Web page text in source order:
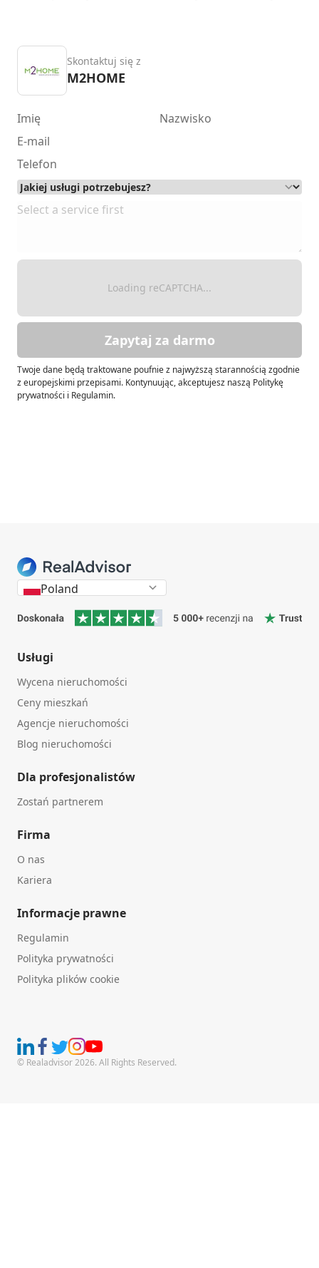
Skontaktuj się z
M2HOME
Loading reCAPTCHA...
Zapytaj za darmo
Twoje dane będą traktowane poufnie z najwyższą starannością zgodnie
z europejskimi przepisami. Kontynuując, akceptujesz naszą Politykę
prywatności i Regulamin.
Poland
Usługi
Wycena nieruchomości
Ceny mieszkań
Agencje nieruchomości
Blog nieruchomości
Dla profesjonalistów
Zostań partnerem
Firma
O nas
Kariera
Informacje prawne
Regulamin
Polityka prywatności
Polityka plików cookie
© Realadvisor 2026. All Rights Reserved.